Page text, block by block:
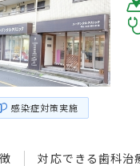
感染症対策実施
対応できる歯科治